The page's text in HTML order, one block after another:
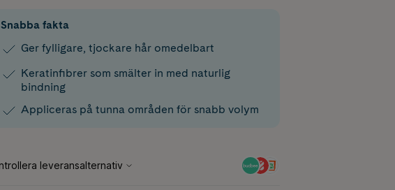
Snabba fakta
Ger fylligare, tjockare hår omedelbart
Keratinfibrer som smälter in med naturlig
bindning
Appliceras på tunna områden för snabb volym